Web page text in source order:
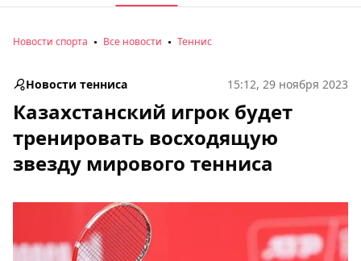
Новости спорта Все новости Теннис
Новости тенниса 15:12, 29 ноября 2023
Казахстанский игрок будет
тренировать восходящую
звезду мирового тенниса